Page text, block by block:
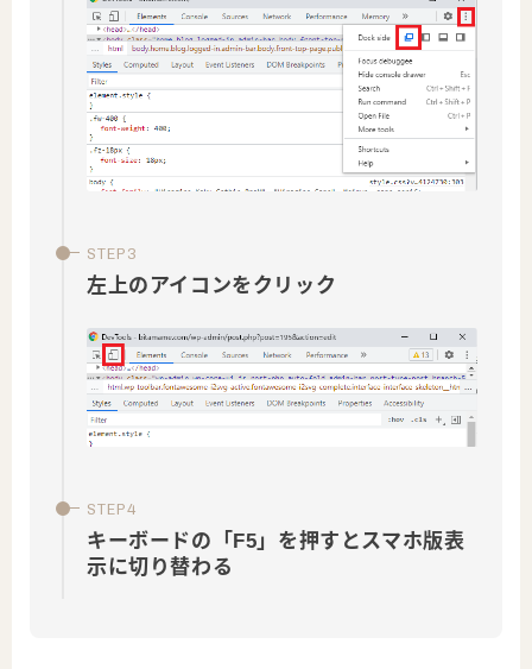
左上のアイコンをクリック
キーボードの「F5」を押すとスマホ版表
示に切り替わる